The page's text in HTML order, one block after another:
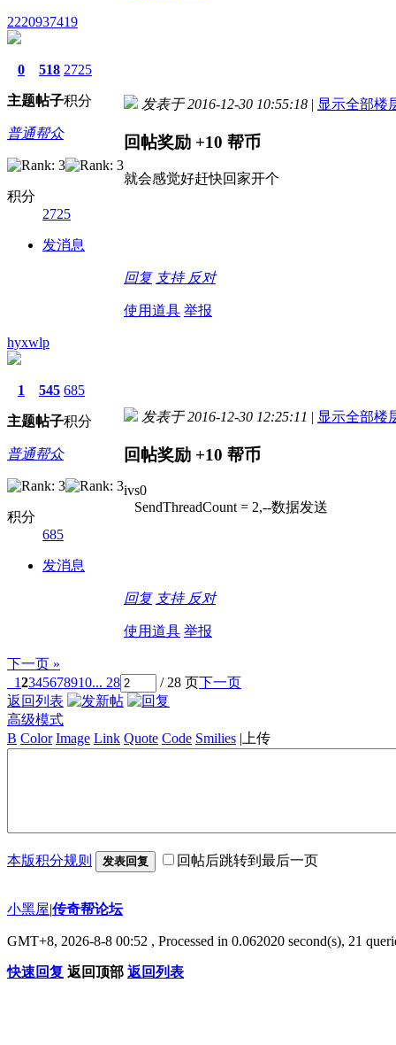
2220937419
0
主题
518
帖子
2725
积分
普通帮众
积分
2725
发消息
发表于 2016-12-30 10:55:18 | 显示全部楼
回帖奖励 +10 帮币
就会感觉好赶快回家开个
回复 支持 反对
使用道具 举报
hyxwlp
1
主题
545
帖子
685
积分
普通帮众
积分
685
发消息
发表于 2016-12-30 12:25:11 | 显示全部楼
回帖奖励 +10 帮币
ivs0
SendThreadCount = 2,--数据发送
回复 支持 反对
使用道具 举报
下一页 »
12345678910... 28 / 28 页下一页
返回列表
高级模式
B Color Image Link Quote Code Smilies | 上传
本版积分规则 发表回复 回帖后跳转到最后一页
小黑屋|传奇帮论坛
GMT+8, 2026-8-8 00:52 , Processed in 0.062020 second(s), 21
快速回复 返回顶部 返回列表